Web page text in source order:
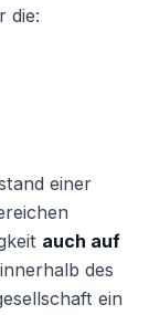
die:
einer
auch auf
innerhalb des
ein